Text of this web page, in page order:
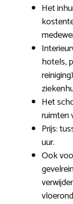
Het
hotels,
Het
ruimten
Prijs:
uur.
Ook